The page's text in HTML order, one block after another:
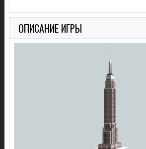
ОПИСАНИЕ ИГРЫ